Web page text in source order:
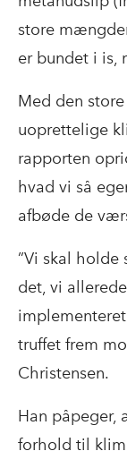
store
er bundet i is,
Med den
uoprettelige
rapporten
hvad vi så
afbøde de
”Vi skal holde
det, vi
truffet frem
Christensen.
Han påpeger,
forhold til